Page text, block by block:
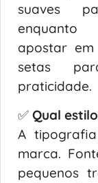
suaves
enquanto
apostar
setas
praticidade.
✅ Qual
A
marca.
pequenos